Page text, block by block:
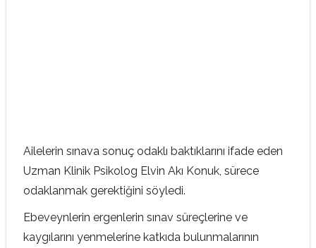
Ailelerin sınava sonuç odaklı baktıklarını ifade eden
Uzman Klinik Psikolog Elvin Akı Konuk, sürece
odaklanmak gerektiğini söyledi.
Ebeveynlerin ergenlerin sınav süreçlerine ve
kaygılarını yenmelerine katkıda bulunmalarının